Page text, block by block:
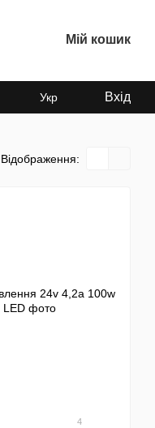
Мій кошик
Укр Вхід
Відображення:
4